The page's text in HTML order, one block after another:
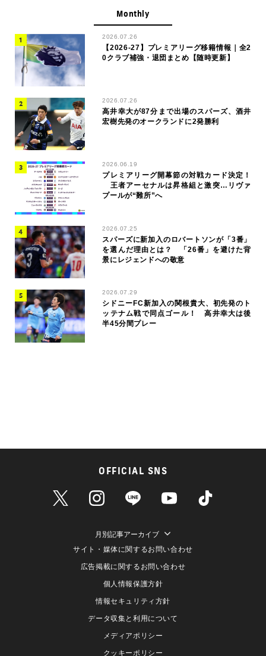
Monthly
2026.07.26
【2026-27】プレミアリーグ移籍情報｜全2
0クラブ補強・退団まとめ【随時更新】
2026.07.26
高井幸大が87分まで出場のスパーズ、酒井
宏樹先発のオークランドに2発勝利
2026.06.19
プレミアリーグ開幕節の対戦カード決定！
王者アーセナルは昇格組と激突…リヴァ
プールが“難所”へ
2026.07.25
スパーズに新加入のロバートソンが「3番」
を選んだ理由とは？ 「26番」を避けた背
景にレジェンドへの敬意
2026.07.29
シドニーFC新加入の関根貴大、初先発のト
ッテナム戦で同点ゴール！ 高井幸大は後
半45分間プレー
OFFICIAL SNS
月別記事アーカイブ
サイト・媒体に関するお問い合わせ
広告掲載に関するお問い合わせ
個人情報保護方針
情報セキュリティ方針
データ収集と利用について
メディアポリシー
クッキーポリシー